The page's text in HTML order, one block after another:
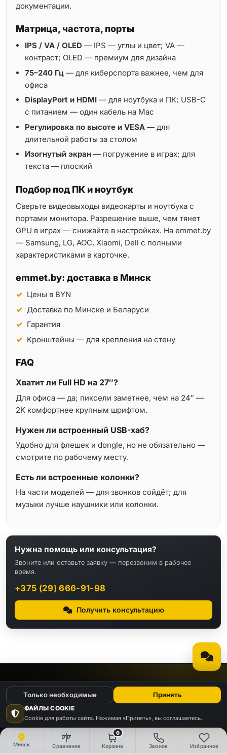
Минск Сравнение
0
Корзина Звонок Избранное
документации.
Матрица, частота, порты
IPS / VA / OLED — IPS — углы и цвет; VA —
контраст; OLED — премиум для дизайна
75–240 Гц — для киберспорта важнее, чем для
офиса
DisplayPort и HDMI — для ноутбука и ПК; USB-C
с питанием — один кабель на Mac
Регулировка по высоте и VESA — для
длительной работы за столом
Изогнутый экран — погружение в играх; для
текста — плоский
Подбор под ПК и ноутбук
Сверьте видеовыходы видеокарты и ноутбука с
портами монитора. Разрешение выше, чем тянет
GPU в играх — снижайте в настройках. На emmet.by
— Samsung, LG, AOC, Xiaomi, Dell с полными
характеристиками в карточке.
emmet.by: доставка в Минск
Цены в BYN
Доставка по Минске и Беларуси
Гарантия
Кронштейны — для крепления на стену
FAQ
Хватит ли Full HD на 27″?
Для офиса — да; пиксели заметнее, чем на 24″ —
2K комфортнее крупным шрифтом.
Нужен ли встроенный USB-хаб?
Удобно для флешек и dongle, но не обязательно —
смотрите по рабочему месту.
Есть ли встроенные колонки?
На части моделей — для звонков сойдёт; для
музыки лучше наушники или колонки.
Нужна помощь или консультация?
Звоните или оставьте заявку — перезвоним в рабочее
время.
+375 (29) 666-91-98
Получить консультацию
КАТАЛОГ
Видео Аудио
Компьютеры и
комплектующие
Электроника
ФАЙЛЫ COOKIE
Cookie для работы сайта. Нажимая «Принять», вы соглашаетесь.
Только необходимые Принять